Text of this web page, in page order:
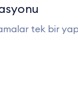
tek bir